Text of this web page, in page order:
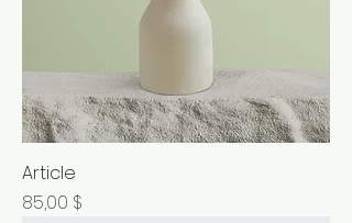
Article
Prix
85,00 $